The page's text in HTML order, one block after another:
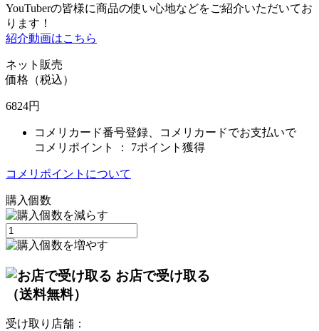
YouTuberの皆様に商品の使い心地などをご紹介いただいてお
ります！
紹介動画はこちら
ネット販売
価格（税込）
6824円
コメリカード番号登録、コメリカードでお支払いで
コメリポイント ： 7ポイント獲得
コメリポイントについて
購入個数
お店で受け取る
（送料無料）
受け取り店舗：